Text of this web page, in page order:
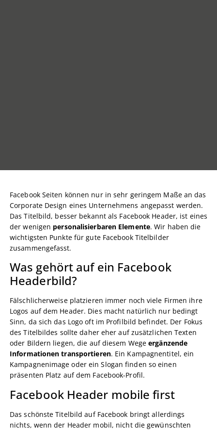
Facebook Seiten können nur in sehr geringem Maße an das
Corporate Design eines Unternehmens angepasst werden.
Das Titelbild, besser bekannt als Facebook Header, ist eines
der wenigen personalisierbaren Elemente. Wir haben die
wichtigsten Punkte für gute Facebook Titelbilder
zusammengefasst.
Was gehört auf ein Facebook
Headerbild?
Fälschlicherweise platzieren immer noch viele Firmen ihre
Logos auf dem Header. Dies macht natürlich nur bedingt
Sinn, da sich das Logo oft im Profilbild befindet. Der Fokus
des Titelbildes sollte daher eher auf zusätzlichen Texten
oder Bildern liegen, die auf diesem Wegeergänzende
Informationen transportieren. Ein Kampagnentitel, ein
Kampagnenimage oder ein Slogan finden so einen
präsenten Platz auf dem Facebook-Profil.
Facebook Header mobile first
Das schönste Titelbild auf Facebook bringt allerdings
nichts, wenn der Header mobil, nicht die gewünschten